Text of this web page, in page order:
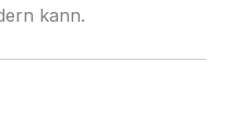
kann.